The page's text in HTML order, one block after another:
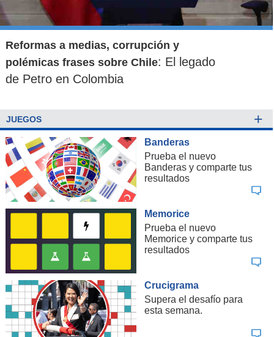
Reformas a medias, corrupción y
polémicas frases sobre Chile: El legado
de Petro en Colombia
JUEGOS +
Banderas
Prueba el nuevo
Banderas y comparte tus
resultados
Memorice
Prueba el nuevo
Memorice y comparte tus
resultados
Crucigrama
Supera el desafío para
esta semana.